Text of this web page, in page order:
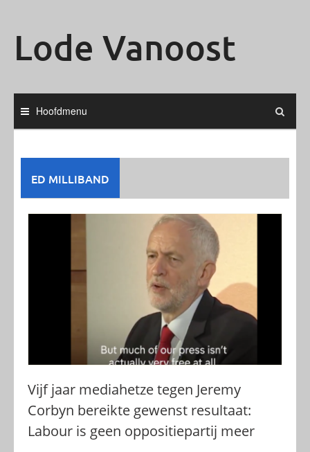
Lode Vanoost
Hoofdmenu
ED MILLIBAND
Vijf jaar mediahetze tegen Jeremy
Corbyn bereikte gewenst resultaat:
Labour is geen oppositiepartij meer